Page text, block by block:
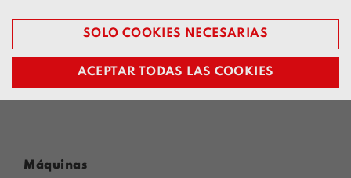
contactarme
Máquinas
SOLO COOKIES NECESARIAS
ACEPTAR TODAS LAS COOKIES